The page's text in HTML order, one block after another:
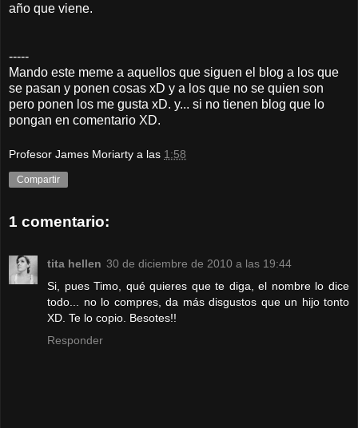
año que viene.
-----
Mando este meme a aquellos que siguen el blog a los que
se pasan y ponen cosas xD y a los que no se quien son
pero ponen los me gusta xD. y... si no tienen blog que lo
pongan en comentario XD.
Profesor James Moriarty a las 1:58
Compartir
1 comentario:
tita hellen 30 de diciembre de 2010 a las 19:44
Si, pues Timo, qué quieres que te diga, el nombre lo dice
todo... no lo compres, da más disgustos que un hijo tonto
XD. Te lo copio. Besotes!!
Responder